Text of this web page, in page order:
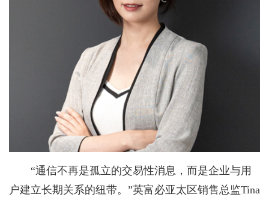
“通信不再是孤立的交易性消息，而是企业与用
户建立长期关系的纽带。”英富必亚太区销售总监Tina